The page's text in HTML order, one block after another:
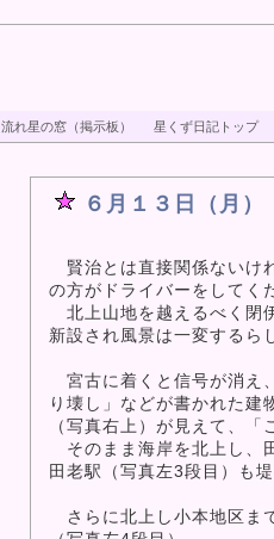
流れ星の窓（掲示板） 星くず日記トップ
６月１３日（月）
賢治とは直接関係ないけ
の方がドライバーをしてく
北上山地を越えるべく閉
新設され風景は一変するら
宮古に着くと信号が消え
り壊し」などが書かれた建
（写真右上）が見えて、
そのまま海岸を北上し、
田老駅（写真左3段目）も
さらに北上し小本地区ま